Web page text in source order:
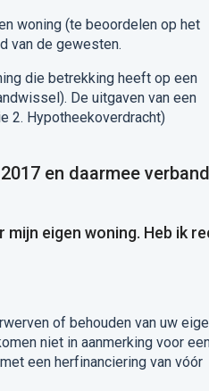
woning (te beoordelen op het
van de gewesten.
die betrekking heeft op een
De uitgaven van een
2. Hypotheekoverdracht)
en daarmee verband
mijn eigen woning. Heb ik
of behouden van uw
niet in aanmerking voor
een herfinanciering van vóór